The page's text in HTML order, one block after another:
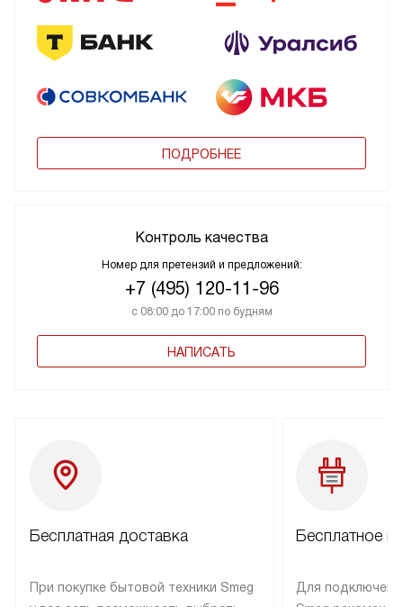
ПОДРОБНЕЕ
Контроль качества
Номер для претензий и предложений:
+7 (495) 120-11-96
с 08:00 до 17:00 по будням
НАПИСАТЬ
Бесплатная доставка
При покупке бытовой техники Smeg
Бесплатное
Для